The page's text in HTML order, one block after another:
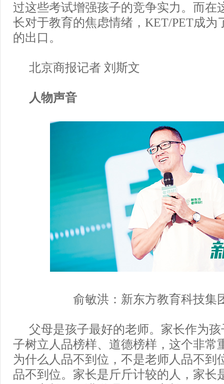
过这些考试增强孩子的竞争实力。而在
长对于教育的焦虑情绪，KET/PET成为
的出口。
北京商报记者 刘斯文
人物声音
俞敏洪：新东方教育科技集
父母是孩子最好的老师。家长作为
子树立人品榜样、道德榜样，这个非常
为什么人品不到位，不是老师人品不到
品不到位。家长是斤斤计较的人，家长